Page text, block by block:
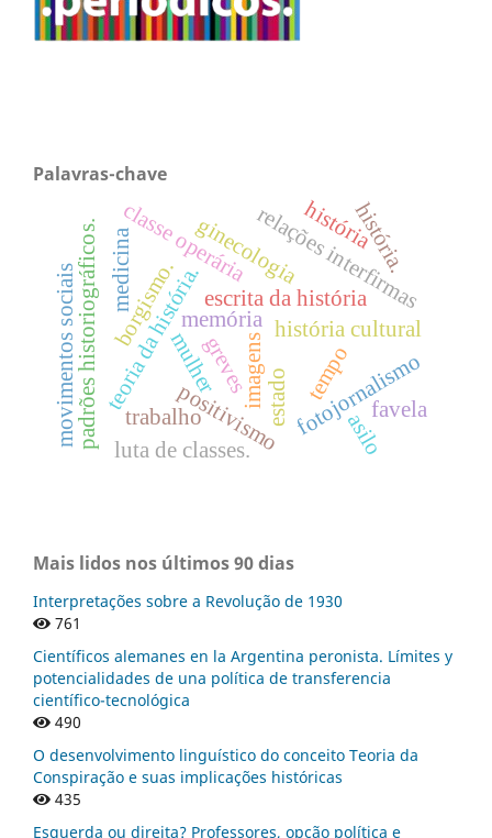
Palavras-chave
tempo
memória história cultural
teoria da história.escrita da história
imagens
padrões historiográficos. positivismo
greves
classe operária
borgismo.
trabalho
relações interfirmas
movimentos sociais estado
luta de classes.
fotojornalismo
favela
ginecologia
medicina
mulher
história.
asilo
história
Mais lidos nos últimos 90 dias
Interpretações sobre a Revolução de 1930
761
Científicos alemanes en la Argentina peronista. Límites y
potencialidades de una política de transferencia
científico-tecnológica
490
O desenvolvimento linguístico do conceito Teoria da
Conspiração e suas implicações históricas
435
Esquerda ou direita? Professores, opção política e